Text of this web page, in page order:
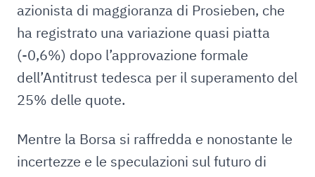
azionista di maggioranza di Prosieben, che
ha registrato una variazione quasi piatta
(-0,6%) dopo l’approvazione formale
dell’Antitrust tedesca per il superamento del
25% delle quote.
Mentre la Borsa si raffredda e nonostante le
incertezze e le speculazioni sul futuro di